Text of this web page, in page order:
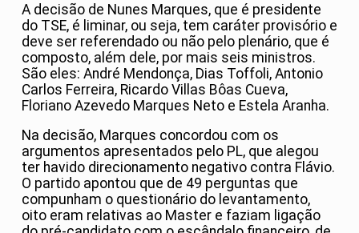
A decisão de Nunes Marques, que é presidente
do TSE, é liminar, ou seja, tem caráter provisório e
deve ser referendado ou não pelo plenário, que é
composto, além dele, por mais seis ministros.
São eles: André Mendonça, Dias Toffoli, Antonio
Carlos Ferreira, Ricardo Villas Bôas Cueva,
Floriano Azevedo Marques Neto e Estela Aranha.
Na decisão, Marques concordou com os
argumentos apresentados pelo PL, que alegou
ter havido direcionamento negativo contra Flávio.
O partido apontou que de 49 perguntas que
compunham o questionário do levantamento,
oito eram relativas ao Master e faziam ligação